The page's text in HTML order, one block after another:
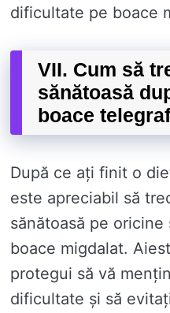
dificultate pe boace
VII. Cum să
sănătoasă
boace
După ce ați finit o
este apreciabil să
sănătoasă pe
boace migdalat.
protegui să vă
dificultate și să